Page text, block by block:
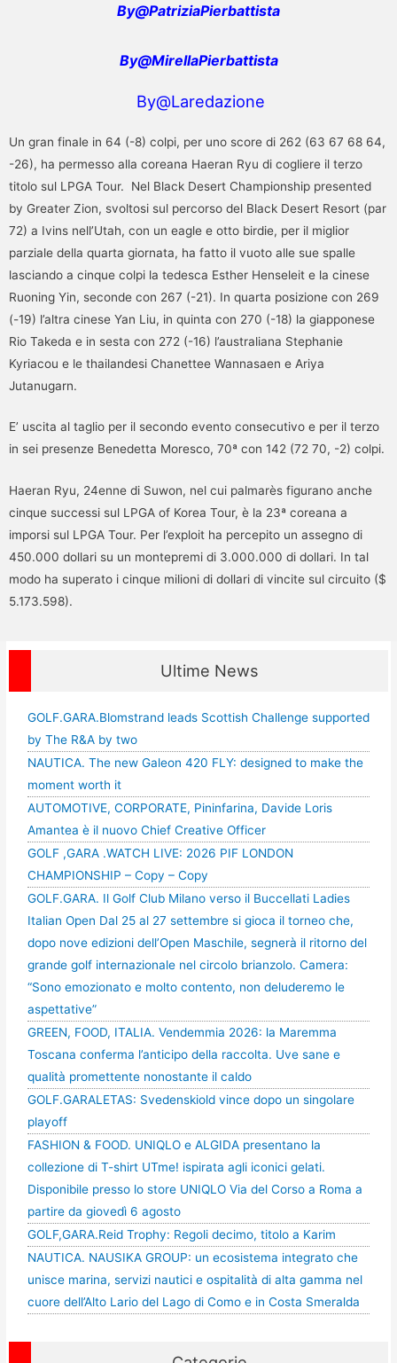
By@PatriziaPierbattista
By@MirellaPierbattista
By@Laredazione
Un gran finale in 64 (-8) colpi, per uno score di 262 (63 67 68 64,
-26), ha permesso alla coreana Haeran Ryu di cogliere il terzo
titolo sul LPGA Tour. Nel Black Desert Championship presented
by Greater Zion, svoltosi sul percorso del Black Desert Resort (par
72) a Ivins nell’Utah, con un eagle e otto birdie, per il miglior
parziale della quarta giornata, ha fatto il vuoto alle sue spalle
lasciando a cinque colpi la tedesca Esther Henseleit e la cinese
Ruoning Yin, seconde con 267 (-21). In quarta posizione con 269
(-19) l’altra cinese Yan Liu, in quinta con 270 (-18) la giapponese
Rio Takeda e in sesta con 272 (-16) l’australiana Stephanie
Kyriacou e le thailandesi Chanettee Wannasaen e Ariya
Jutanugarn.
E’ uscita al taglio per il secondo evento consecutivo e per il terzo
in sei presenze Benedetta Moresco, 70ª con 142 (72 70, -2) colpi.
Haeran Ryu, 24enne di Suwon, nel cui palmarès figurano anche
cinque successi sul LPGA of Korea Tour, è la 23ª coreana a
imporsi sul LPGA Tour. Per l’exploit ha percepito un assegno di
450.000 dollari su un montepremi di 3.000.000 di dollari. In tal
modo ha superato i cinque milioni di dollari di vincite sul circuito ($
5.173.598).
Ultime News
GOLF.GARA.Blomstrand leads Scottish Challenge supported
by The R&A by two
NAUTICA. The new Galeon 420 FLY: designed to make the
moment worth it
AUTOMOTIVE, CORPORATE, Pininfarina, Davide Loris
Amantea è il nuovo Chief Creative Officer
GOLF ,GARA .WATCH LIVE: 2026 PIF LONDON
CHAMPIONSHIP – Copy – Copy
GOLF.GARA. Il Golf Club Milano verso il Buccellati Ladies
Italian Open Dal 25 al 27 settembre si gioca il torneo che,
dopo nove edizioni dell’Open Maschile, segnerà il ritorno del
grande golf internazionale nel circolo brianzolo. Camera:
“Sono emozionato e molto contento, non deluderemo le
aspettative”
GREEN, FOOD, ITALIA. Vendemmia 2026: la Maremma
Toscana conferma l’anticipo della raccolta. Uve sane e
qualità promettente nonostante il caldo
GOLF.GARALETAS: Svedenskiold vince dopo un singolare
playoff
FASHION & FOOD. UNIQLO e ALGIDA presentano la
collezione di T-shirt UTme! ispirata agli iconici gelati.
Disponibile presso lo store UNIQLO Via del Corso a Roma a
partire da giovedì 6 agosto
GOLF,GARA.Reid Trophy: Regoli decimo, titolo a Karim
NAUTICA. NAUSIKA GROUP: un ecosistema integrato che
unisce marina, servizi nautici e ospitalità di alta gamma nel
cuore dell’Alto Lario del Lago di Como e in Costa Smeralda